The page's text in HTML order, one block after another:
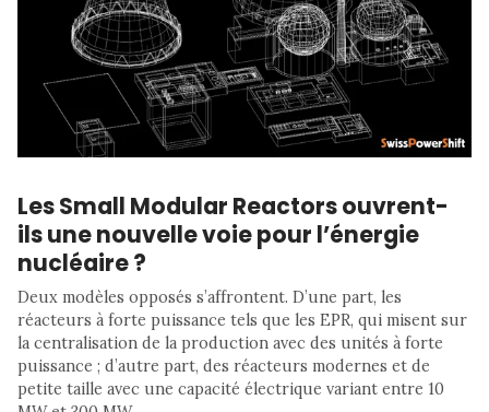
Les Small Modular Reactors ouvrent-
ils une nouvelle voie pour l’énergie
nucléaire ?
Deux modèles opposés s’affrontent. D’une part, les
réacteurs à forte puissance tels que les EPR, qui misent sur
la centralisation de la production avec des unités à forte
puissance ; d’autre part, des réacteurs modernes et de
petite taille avec une capacité électrique variant entre 10